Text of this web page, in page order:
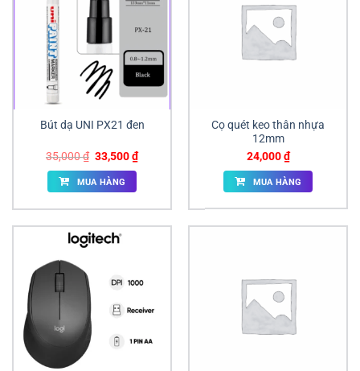
Bút dạ UNI PX21 đen
35,000₫ Giá
gốc
là:
35,000 ₫.
33,500₫Giá
hiện
MUA HÀNG
Cọ quét keo thân nhựa
12mm
24,000₫
MUA HÀNG